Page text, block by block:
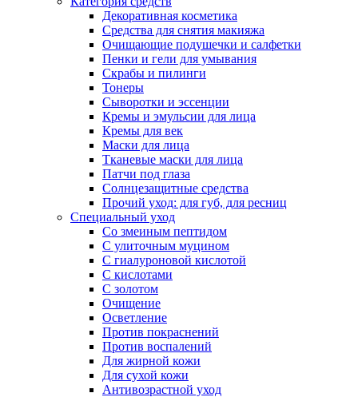
Декоративная косметика
Средства для снятия макияжа
Очищающие подушечки и салфетки
Пенки и гели для умывания
Скрабы и пилинги
Тонеры
Сыворотки и эссенции
Кремы и эмульсии для лица
Кремы для век
Маски для лица
Тканевые маски для лица
Патчи под глаза
Солнцезащитные средства
Прочий уход: для губ, для ресниц
Специальный уход
Со змеиным пептидом
С улиточным муцином
С гиалуроновой кислотой
С кислотами
С золотом
Очищение
Осветление
Против покраснений
Против воспалений
Для жирной кожи
Для сухой кожи
Антивозрастной уход